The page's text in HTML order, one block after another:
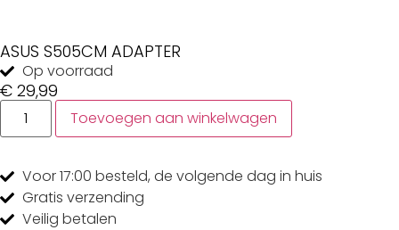
ASUS S505CM ADAPTER
Op voorraad
€ 29,99
Toevoegen aan winkelwagen
Voor 17:00 besteld, de volgende dag in huis
Gratis verzending
Veilig betalen